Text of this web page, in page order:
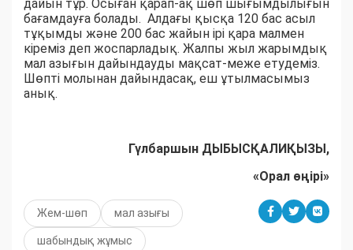
дайын тұр. Осыған қарап-ақ шөп шығымдылығын
бағамдауға болады. Алдағы қысқа 120 бас асыл
тұқымды және 200 бас жайын ірі қара малмен
кіреміз деп жоспарладық. Жалпы жыл жарымдық
мал азығын дайындауды мақсат-меже етудеміз.
Шөпті молынан дайындасақ, еш ұтылмасымыз
анық.
Гүлбаршын ДЫБЫСҚАЛИҚЫЗЫ,
«Орал өңірі»
Жем-шөп мал азығы
шабындық жұмыс